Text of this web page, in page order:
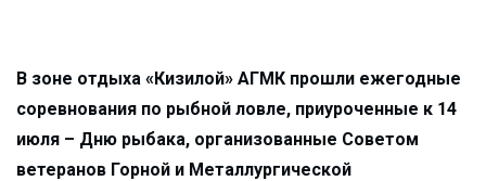
В зоне отдыха «Кизилой» АГМК прошли ежегодные
соревнования по рыбной ловле, приуроченные к 14
июля – Дню рыбака, организованные Советом
ветеранов Горной и Металлургической